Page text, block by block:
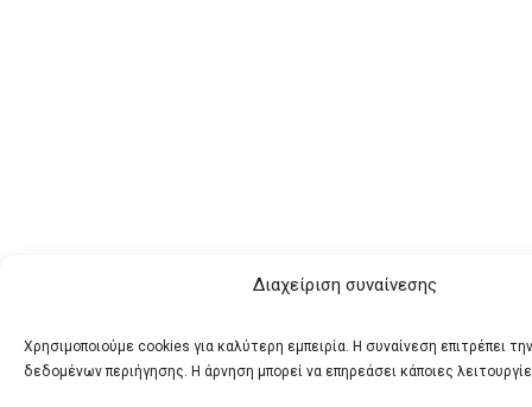
Διαχείριση συναίνεσης
Χρησιμοποιούμε cookies για καλύτερη εμπειρία. Η συναίνεση επιτρέπει
δεδομένων περιήγησης. Η άρνηση μπορεί να επηρεάσει κάποιες